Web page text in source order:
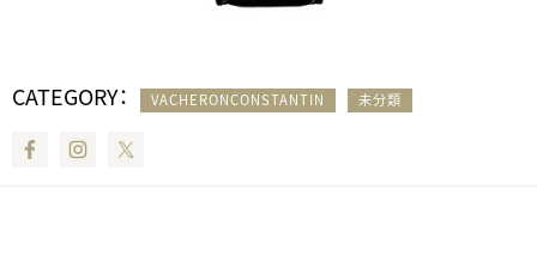
CATEGORY： VACHERONCONSTANTIN 未分類
FacebookInstagram